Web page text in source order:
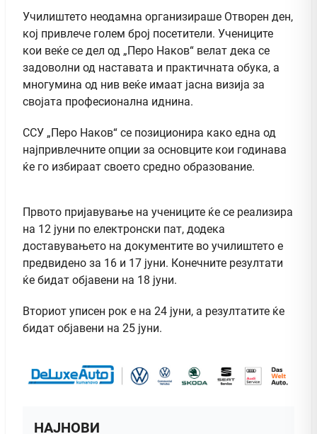
Училиштето неодамна организираше Отворен ден,
кој привлече голем број посетители. Учениците
кои веќе се дел од „Перо Наков“ велат дека се
задоволни од наставата и практичната обука, а
многумина од нив веќе имаат јасна визија за
својата професионална иднина.
ССУ „Перо Наков“ се позиционира како една од
најпривлечните опции за основците кои годинава
ќе го избираат своето средно образование.
Првото пријавување на учениците ќе се реализира
на 12 јуни по електронски пат, додека
доставувањето на документите во училиштето е
предвидено за 16 и 17 јуни. Конечните резултати
ќе бидат објавени на 18 јуни.
Вториот уписен рок е на 24 јуни, а резултатите ќе
бидат објавени на 25 јуни.
НАЈНОВИ